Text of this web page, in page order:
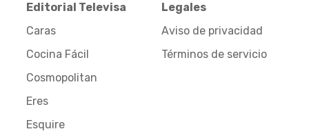
Editorial Televisa
Caras
Cocina Fácil
Cosmopolitan
Eres
Esquire
Legales
Aviso de privacidad
Términos de servicio